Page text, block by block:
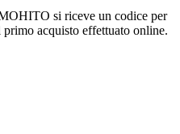
si riceve un codice per
acquisto effettuato online.